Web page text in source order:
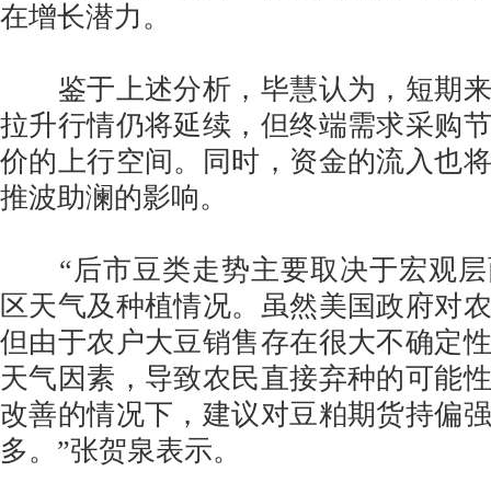
在增长潜力。
鉴于上述分析，毕慧认为，短期来
拉升行情仍将延续，但终端需求采购
价的上行空间。同时，资金的流入也
推波助澜的影响。
“后市豆类走势主要取决于宏观层
区天气及种植情况。虽然美国政府对
但由于农户大豆销售存在很大不确定
天气因素，导致农民直接弃种的可能
改善的情况下，建议对豆粕期货持偏
多。”张贺泉表示。